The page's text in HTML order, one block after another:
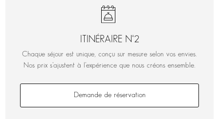
ITINÉRAIRE N°2
Chaque séjour est unique, conçu sur mesure selon vos envies.
Nos prix s’ajustent à l’expérience que nous créons ensemble.
Demande de réservation